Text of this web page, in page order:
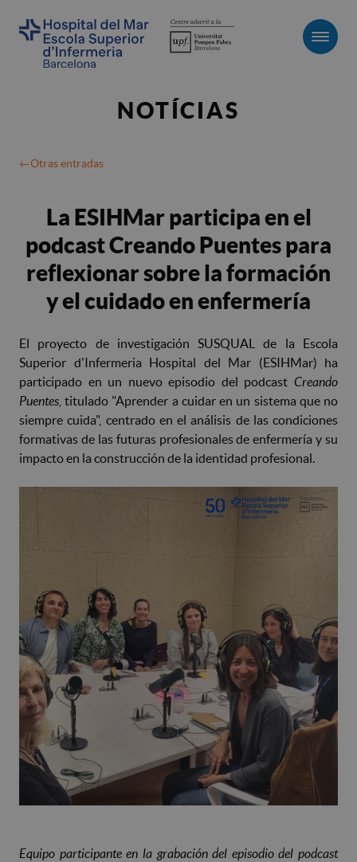
NOTÍCIAS
Otras entradas
La ESIHMar participa en el
podcast Creando Puentes para
reflexionar sobre la formación
y el cuidado en enfermería
El proyecto de investigación SUSQUAL de la Escola
Superior d'Infermeria Hospital del Mar (ESIHMar) ha
participado en un nuevo episodio del podcast Creando
Puentes, titulado "Aprender a cuidar en un sistema que no
siempre cuida", centrado en el análisis de las condiciones
formativas de las futuras profesionales de enfermería y su
impacto en la construcción de la identidad profesional.
Equipo participante en la grabación del episodio del podcast